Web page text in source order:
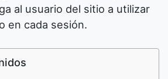
al usuario del sitio a utilizar
en cada sesión.